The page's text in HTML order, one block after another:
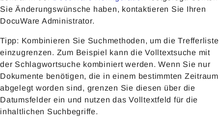
Sie Änderungswünsche haben, kontaktieren Sie Ihren
DocuWare Administrator.
Tipp: Kombinieren Sie Suchmethoden, um die Trefferliste
einzugrenzen. Zum Beispiel kann die Volltextsuche mit
der Schlagwortsuche kombiniert werden. Wenn Sie nur
Dokumente benötigen, die in einem bestimmten Zeitraum
abgelegt worden sind, grenzen Sie diesen über die
Datumsfelder ein und nutzen das Volltextfeld für die
inhaltlichen Suchbegriffe.